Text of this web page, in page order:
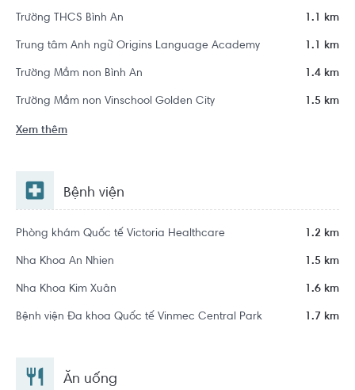
Trường THCS Bình An 1.1 km
Trung tâm Anh ngữ Origins Language Academy 1.1 km
Trường Mầm non Bình An 1.4 km
Trường Mầm non Vinschool Golden City 1.5 km
Xem thêm
Bệnh viện
Phòng khám Quốc tế Victoria Healthcare 1.2 km
Nha Khoa An Nhien 1.5 km
Nha Khoa Kim Xuân 1.6 km
Bệnh viện Đa khoa Quốc tế Vinmec Central Park 1.7 km
Ăn uống